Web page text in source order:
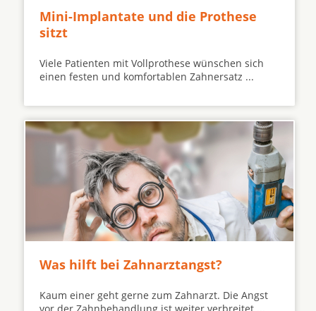
Mini-Implantate und die Prothese
sitzt
Viele Patienten mit Vollprothese wünschen sich
einen festen und komfortablen Zahnersatz ...
Was hilft bei Zahnarztangst?
Kaum einer geht gerne zum Zahnarzt. Die Angst